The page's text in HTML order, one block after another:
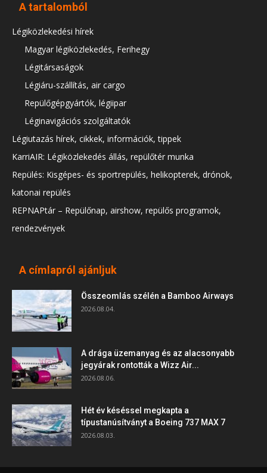
A tartalomból
Légiközlekedési hírek
Magyar légiközlekedés, Ferihegy
Légitársaságok
Légiáru-szállítás, air cargo
Repülőgépgyártók, légiipar
Léginavigációs szolgáltatók
Légiutazás hírek, cikkek, információk, tippek
KarriAIR: Légiközlekedés állás, repülőtér munka
Repülés: Kisgépes- és sportrepülés, helikopterek, drónok,
katonai repülés
REPNAPtár – Repülőnap, airshow, repülős programok,
rendezvények
A címlapról ajánljuk
Összeomlás szélén a Bamboo Airways
2026.08.04.
A drága üzemanyag és az alacsonyabb
jegyárak rontották a Wizz Air...
2026.08.06.
Hét év késéssel megkapta a
típustanúsítványt a Boeing 737 MAX 7
2026.08.03.